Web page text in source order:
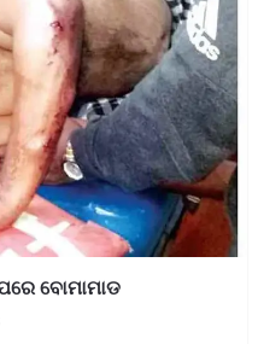
ବୋମାମାଡ